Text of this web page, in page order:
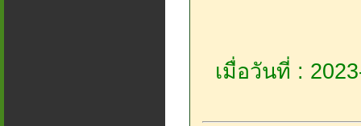
เมื่อวันที่ :